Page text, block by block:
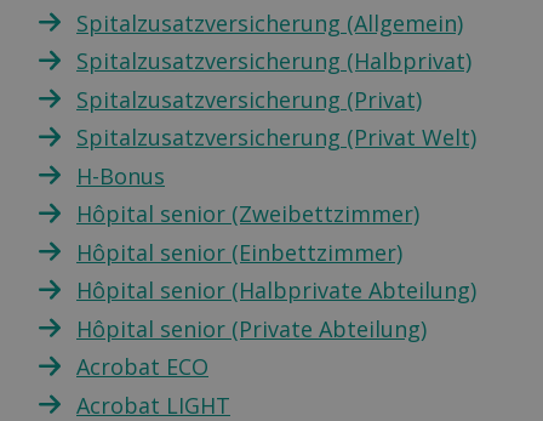
Spitalzusatzversicherung (Allgemein)
Spitalzusatzversicherung (Halbprivat)
Spitalzusatzversicherung (Privat)
Spitalzusatzversicherung (Privat Welt)
H-Bonus
Hôpital senior (Zweibettzimmer)
Hôpital senior (Einbettzimmer)
Hôpital senior (Halbprivate Abteilung)
Hôpital senior (Private Abteilung)
Acrobat ECO
Acrobat LIGHT